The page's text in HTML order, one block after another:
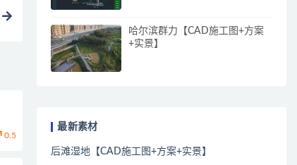
0.5
哈尔滨群力【CAD施工图+方案
+实景】
最新素材
后滩湿地【CAD施工图+方案+实景】